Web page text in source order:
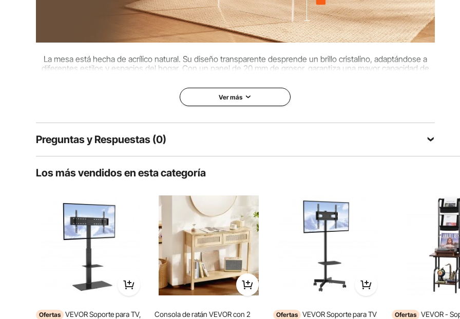
La mesa está hecha de acrílico natural. Su diseño transparente desprende un brillo cristalino, adaptándose a
diferentes estilos y espacios del hogar. Con un panel de 20 mm de grosor, garantiza una mayor capacidad de
Con una altura de 414 mm, nuestra mesa de centro acrílica crea un pequeño espacio de almacenamiento a tu
alrededor. ¡Proporcione un acceso conveniente a sus pertenencias personales al alcance de su mano!
Ver más
Preguntas y Respuestas (0)
¿Es duradero el producto?
Los más vendidos en esta categoría
Ofertas VEVOR Soporte para TV,
Consola de ratán VEVOR con 2
Ofertas VEVOR Soporte para TV
Ofertas VEVOR -